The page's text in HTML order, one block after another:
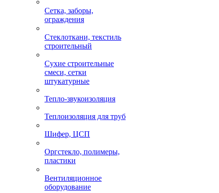
Сетка, заборы,
ограждения
Стеклоткани, текстиль
строительный
Сухие строительные
смеси, сетки
штукатурные
Тепло-звукоизоляция
Теплоизоляция для труб
Шифер, ЦСП
Оргстекло, полимеры,
пластики
Вентиляционное
оборудование